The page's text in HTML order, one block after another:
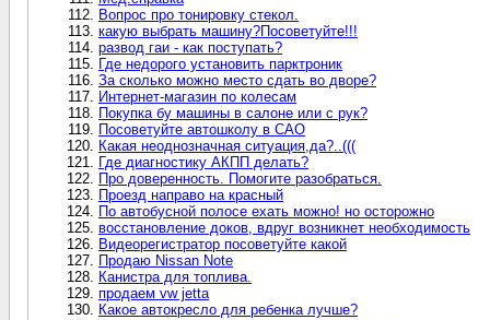
Вопрос про тонировку стекол.
какую выбрать машину?Посоветуйте!!!
развод гаи - как поступать?
Где недорого установить парктроник
За сколько можно место сдать во дворе?
Интернет-магазин по колесам
Покупка бу машины в салоне или с рук?
Посоветуйте автошколу в САО
Какая неоднозначная ситуация,да?..(((
Где диагностику АКПП делать?
Про доверенность. Помогите разобраться.
Проезд направо на красный
По автобусной полосе ехать можно! но осторожно
восстановление доков, вдруг возникнет необходимость
Видеорегистратор посоветуйте какой
Продаю Nissan Note
Канистра для топлива.
продаем vw jetta
Какое автокресло для ребенка лучше?